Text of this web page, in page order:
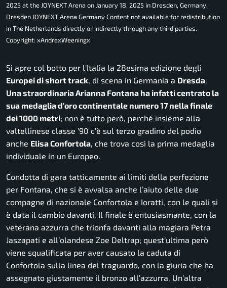
2025 at the JOYNEXT Arena on January 18, 2025 in Dresden, Germany.
Dresden JOYNEXT Arena Germany Content not available for redistribution
in The Netherlands directly or indirectly through any third parties.
Copyright: xAndrexWeeningx
Si apre col botto per l’Italia la 28esima edizione degli
Europei di short track, di scena in Germania a Dresda.
Una straordinaria Arianna Fontana ha infatti centrato la
sua medaglia d’oro continentale numero 17 nella finale
dei 1000 metri; non è tutto però, perché insieme alla
valtellinese classe ’90 c’è sul terzo gradino del podio
anche Elisa Confortola, che trova così la prima medaglia
individuale in un Europeo.
Condotta di gara tatticamente ai limiti della perfezione
per Fontana, che si è avvalsa anche l’aiuto delle due
compagne di nazionale Confortola e Ioratti, con le quali si
è data il cambio davanti. Il finale è entusiasmante, con la
veterana azzurra che trionfa davanti alla magiara Petra
Jaszapati e all’olandese Zoe Deltrap; quest’ultima però
viene squalificata per aver causato la caduta di
Confortola sulla linea del traguardo, con la giuria che ha
assegnato giustamente il bronzo all’azzurra. Un’altra